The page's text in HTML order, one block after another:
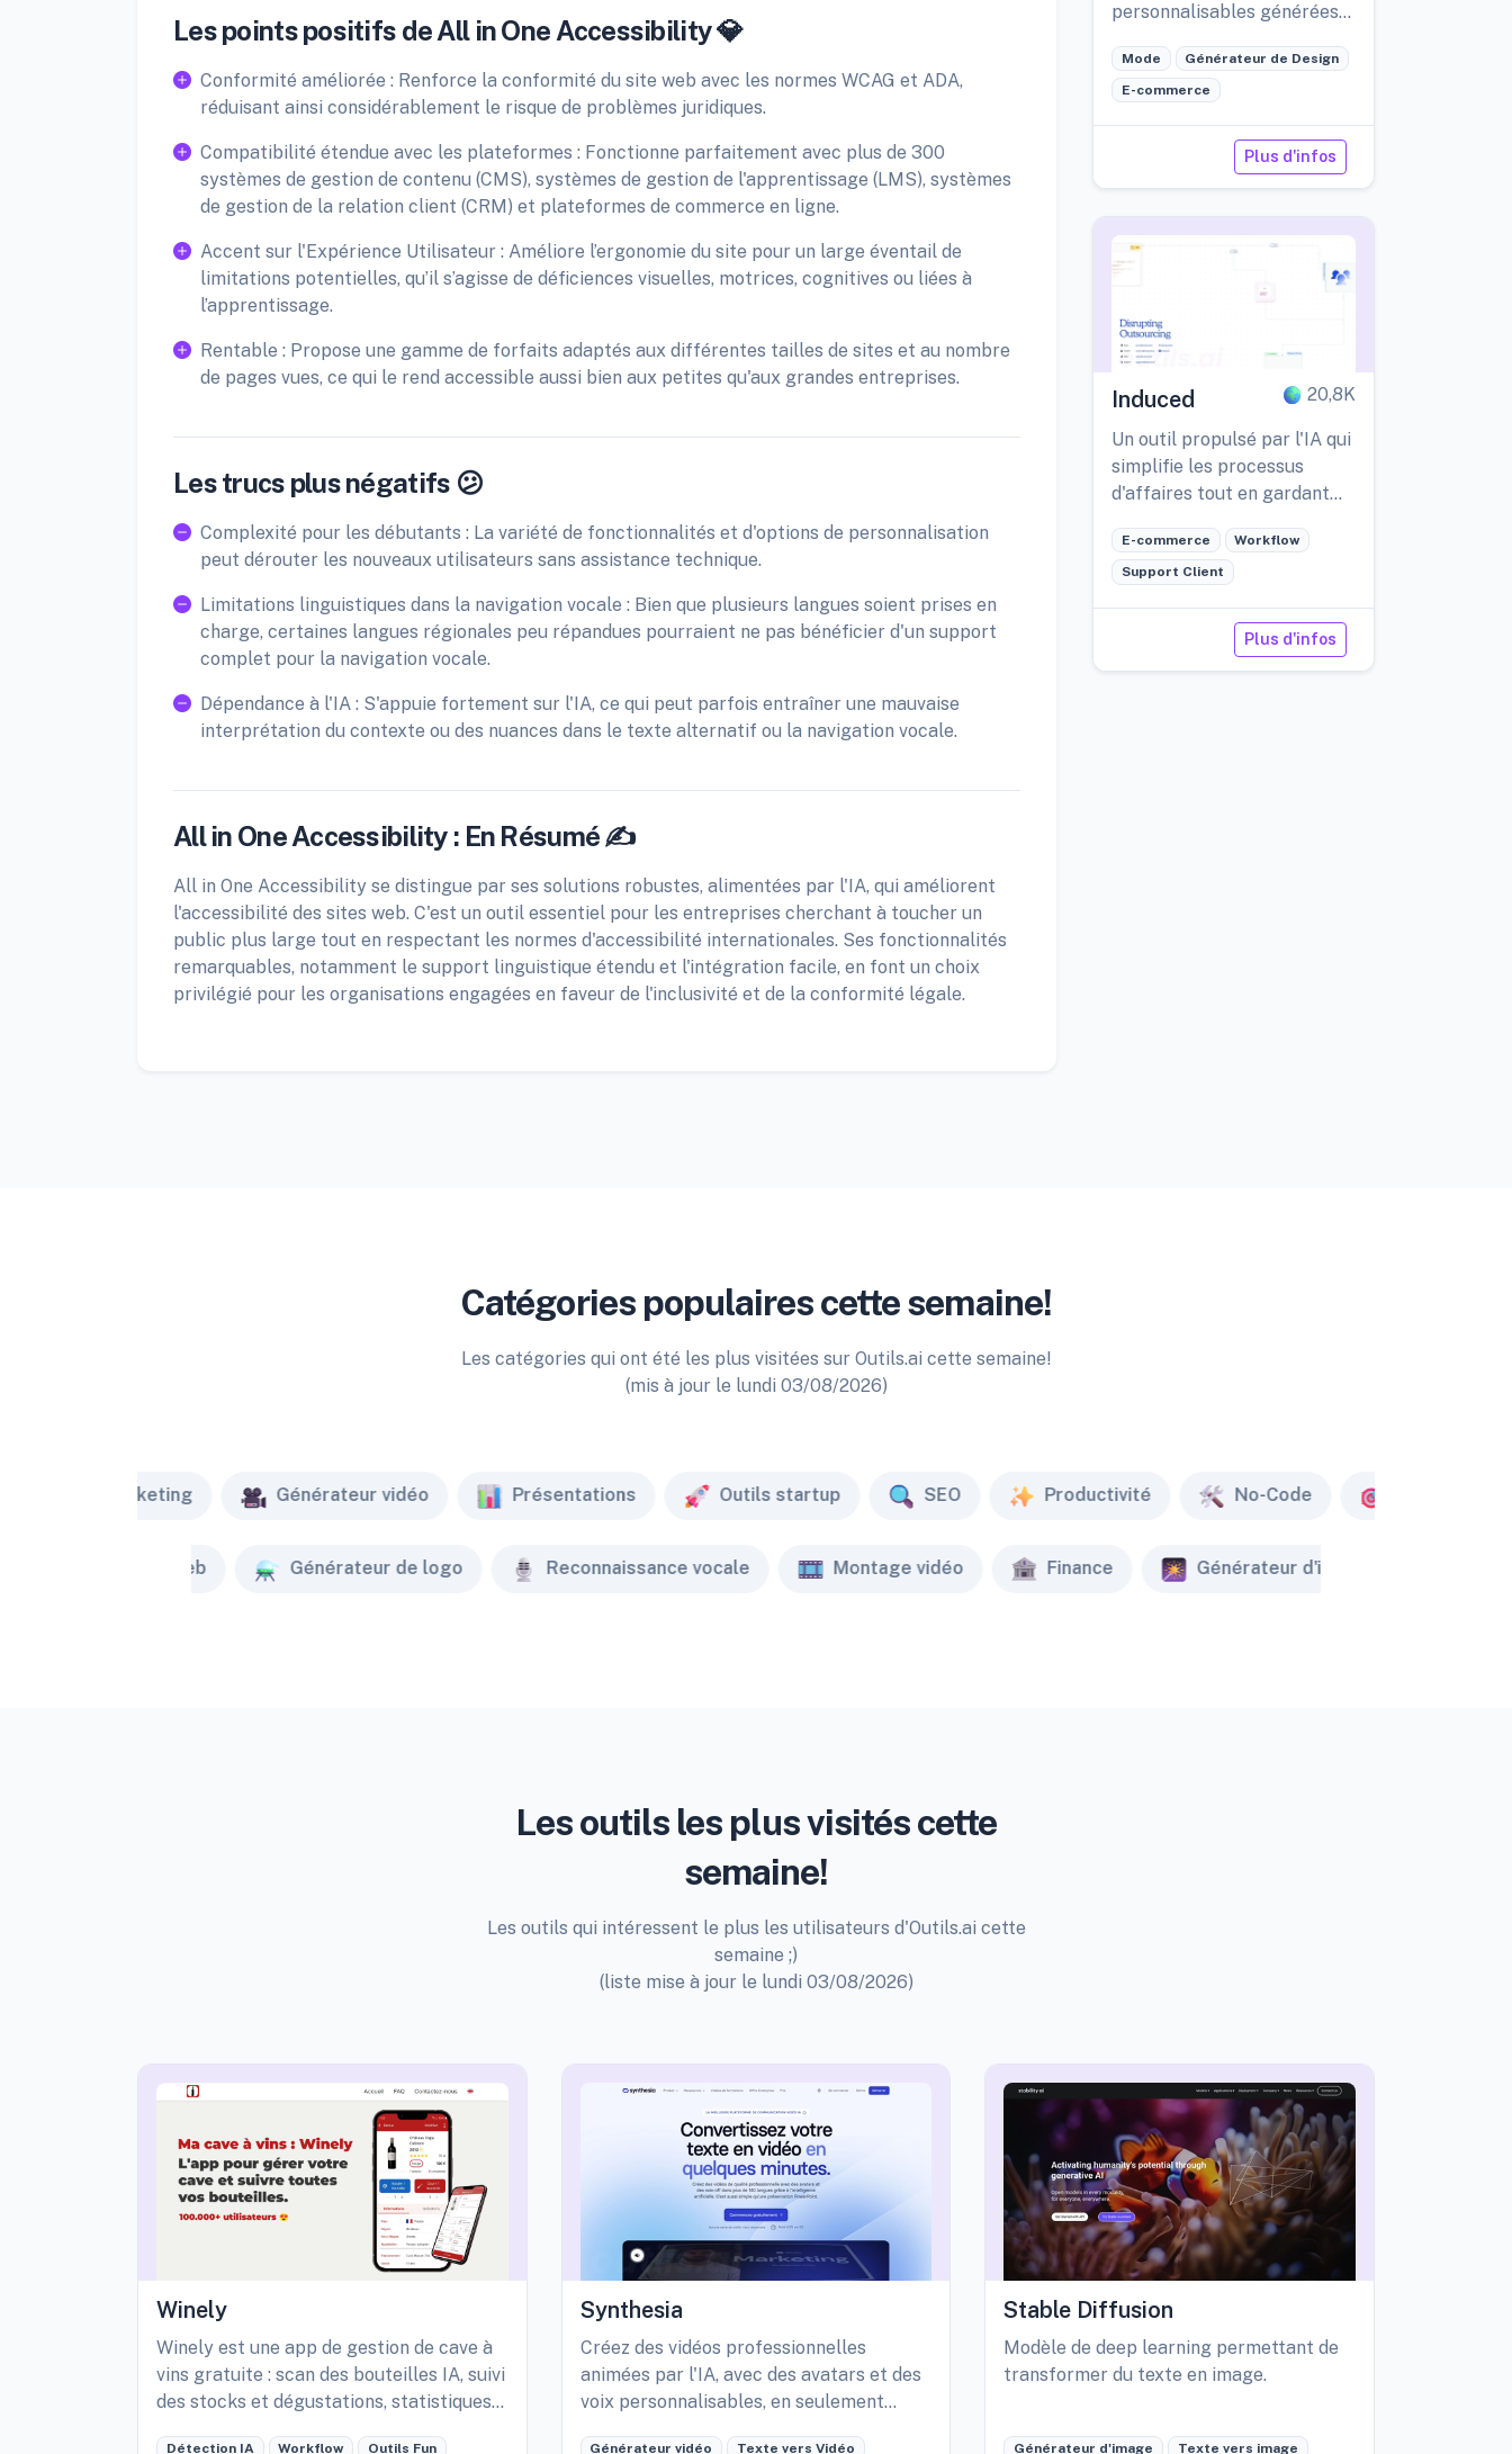
Les points positifs de All in One Accessibility 💎
Conformité améliorée : Renforce la conformité du site web avec les normes WCAG et ADA,
réduisant ainsi considérablement le risque de problèmes juridiques.
Compatibilité étendue avec les plateformes : Fonctionne parfaitement avec plus de 300
systèmes de gestion de contenu (CMS), systèmes de gestion de l'apprentissage (LMS), systèmes
de gestion de la relation client (CRM) et plateformes de commerce en ligne.
Accent sur l'Expérience Utilisateur : Améliore l’ergonomie du site pour un large éventail de
limitations potentielles, qu’il s’agisse de déficiences visuelles, motrices, cognitives ou liées à
l’apprentissage.
Rentable : Propose une gamme de forfaits adaptés aux différentes tailles de sites et au nombre
de pages vues, ce qui le rend accessible aussi bien aux petites qu'aux grandes entreprises.
Les trucs plus négatifs 😕
Complexité pour les débutants : La variété de fonctionnalités et d'options de personnalisation
peut dérouter les nouveaux utilisateurs sans assistance technique.
Limitations linguistiques dans la navigation vocale : Bien que plusieurs langues soient prises en
charge, certaines langues régionales peu répandues pourraient ne pas bénéficier d'un support
complet pour la navigation vocale.
Dépendance à l'IA : S'appuie fortement sur l'IA, ce qui peut parfois entraîner une mauvaise
interprétation du contexte ou des nuances dans le texte alternatif ou la navigation vocale.
All in One Accessibility : En Résumé ✍️
All in One Accessibility se distingue par ses solutions robustes, alimentées par l'IA, qui améliorent
l'accessibilité des sites web. C'est un outil essentiel pour les entreprises cherchant à toucher un
public plus large tout en respectant les normes d'accessibilité internationales. Ses fonctionnalités
remarquables, notamment le support linguistique étendu et l'intégration facile, en font un choix
privilégié pour les organisations engagées en faveur de l'inclusivité et de la conformité légale.
personnalisables générées
Mode Générateur de Design
E-commerce
Plus d'infos
Induced 20,8K
Un outil propulsé par l'IA qui
simplifie les processus
d'affaires tout en gardant
E-commerce Workflow
Support Client
Plus d'infos
Catégories populaires cette semaine!
Les catégories qui ont été les plus visitées sur Outils.ai cette semaine!
(mis à jour le lundi 03/08/2026)
Marketing Générateur vidéo Présentations Outils startup SEO Productivité No-Code
Créateur de site web Générateur de logo Reconnaissance vocale Montage vidéo Finance Générateur d'image
Les outils les plus visités cette
semaine!
Les outils qui intéressent le plus les utilisateurs d'Outils.ai cette
semaine ;)
(liste mise à jour le lundi 03/08/2026)
Winely
Winely est une app de gestion de cave à
vins gratuite : scan des bouteilles IA, suivi
des stocks et dégustations, statistiques
Détection IA Workflow Outils Fun
Synthesia
Créez des vidéos professionnelles
animées par l'IA, avec des avatars et des
voix personnalisables, en seulement
Générateur vidéo Texte vers Vidéo
Stable Diffusion
Modèle de deep learning permettant de
transformer du texte en image.
Générateur d'image Texte vers image